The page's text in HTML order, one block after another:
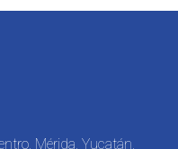
Mérida, Yucatán,